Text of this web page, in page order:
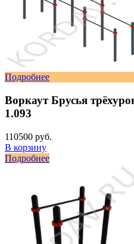
Подробнее
Воркаут Брусья
1.093
110500 руб.
В корзину
Подробнее